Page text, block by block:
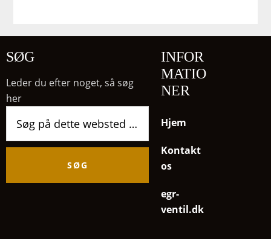
SØG
Leder du efter noget, så søg
her
dette
INFOR
MATIO
NER
Hjem
Kontakt
os
egr-
ventil.dk